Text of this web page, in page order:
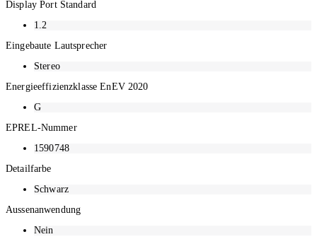
Display Port Standard
1.2
Eingebaute Lautsprecher
Stereo
Energieeffizienzklasse EnEV 2020
G
EPREL-Nummer
1590748
Detailfarbe
Schwarz
Aussenanwendung
Nein